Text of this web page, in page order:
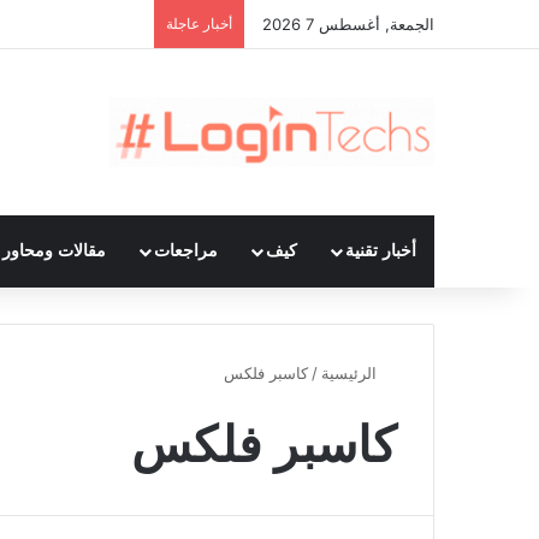
الجمعة, أغسطس 7 2026 أخبار عاجلة
أخبار تقنية كيف مراجعات مقالات ومحاور
الرئيسية / كاسبر فلكس
كاسبر فلكس